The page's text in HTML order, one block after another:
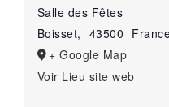
Salle des Fêtes
Boisset, 43500
+ Google Map
Voir Lieu site web